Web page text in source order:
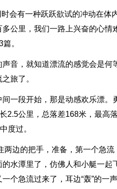
时会有一种跃跃欲试的冲动在体
公里，我们一路上兴奋的心情
。
音，就知道漂流的感觉会是何
旅了。
一段开始，那是动感欢乐漂。
2.5公里，总落差168米，最高
度过。
边的把手，准备，第一个急流
水潭里了，仿佛人和小艇一起
个急流过来了，耳边“轰”的一